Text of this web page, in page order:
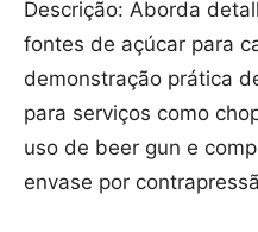
Descrição: Aborda
fontes de açúcar para
demonstração prática
para serviços como
uso de beer gun e
envase por